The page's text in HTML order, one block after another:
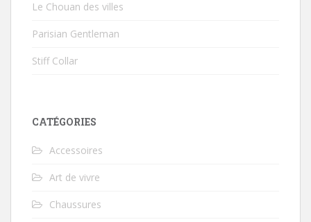
Le Chouan des villes
Parisian Gentleman
Stiff Collar
CATÉGORIES
Accessoires
Art de vivre
Chaussures